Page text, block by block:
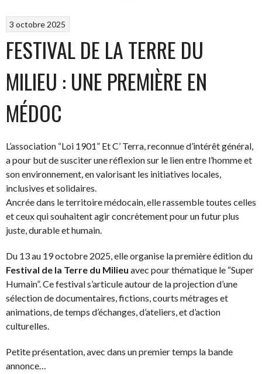
3 octobre 2025
FESTIVAL DE LA TERRE DU
MILIEU : UNE PREMIÈRE EN
MÉDOC
L’association “Loi 1901” Et C’ Terra, reconnue d’intérêt général,
a pour but de susciter une réflexion sur le lien entre l’homme et
son environnement, en valorisant les initiatives locales,
inclusives et solidaires.
Ancrée dans le territoire médocain, elle rassemble toutes celles
et ceux qui souhaitent agir concrètement pour un futur plus
juste, durable et humain.
Du 13 au 19 octobre 2025, elle organise la première édition du
Festival de la Terre du Milieu avec pour thématique le “Super
Humain”. Ce festival s’articule autour de la projection d’une
sélection de documentaires, fictions, courts métrages et
animations, de temps d’échanges, d’ateliers, et d’action
culturelles.
Petite présentation, avec dans un premier temps la bande
annonce…